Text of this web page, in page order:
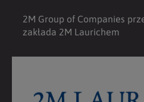
2M Group of Companies
zakłada 2M Laurichem